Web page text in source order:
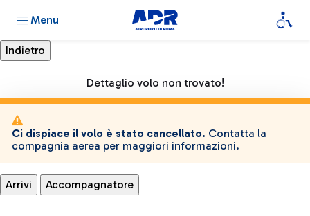
Menu
Dettaglio volo non trovato!
Ci dispiace il volo è stato cancellato. Contatta la
compagnia aerea per maggiori informazioni.
Arrivi Accompagnatore